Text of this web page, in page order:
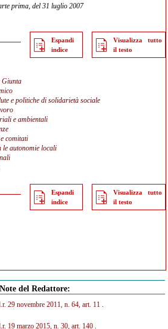
prima, del 31 luglio 2007
Espandi
indice
Visualizza tutto
il testo
Giunta
e politiche di solidarietà sociale
e ambientali
comitati
le autonomie locali
Espandi
indice
Visualizza tutto
il testo
Note del Redattore:
29 novembre 2011, n. 64, art. 11.
19 marzo 2015, n. 30, art. 140.